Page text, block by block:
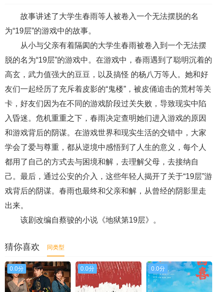
故事讲述了大学生春雨等人被卷入一个无法摆脱的名
为“19层”的游戏中的故事。
从小与父亲有着隔阂的大学生春雨被卷入到一个无法摆
脱的名为“19层”的游戏中。在游戏中，春雨遇到了聪明沉着的
高玄，武力值强大的豆豆，以及搞怪 的杨八万等人。她和好
友们一起经历了充斥着皮影的“鬼楼”，被皮俑追击的荒村等关
卡，好友们因为在不同的游戏阶段过关失败，导致现实中陷
入昏迷。危机重重之下，春雨决定查明她们进入游戏的原因
和游戏背后的阴谋。在游戏世界和现实生活的交错中，大家
学会了爱与尊重，都从逆境中感悟到了人生的意义，每个人
都用了自己的方式去与困境和解，去理解父母，去接纳自
己。最后，通过公安的介入，这些年轻人揭开了关于“19层”游
戏背后的阴谋。春雨也最终和父亲和解，从曾经的阴影里走
出来。
该剧改编自蔡骏的小说《地狱第19层》。
猜你喜欢 同类型
0.0分 0.0分 0.0分